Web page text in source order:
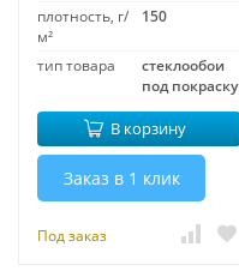
плотность, г/
м²
150
тип товара
стеклообои
под покраску
В корзину
Заказ в 1 клик
Под заказ